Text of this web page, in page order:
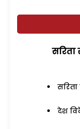
देश